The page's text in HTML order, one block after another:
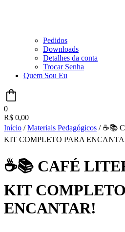
Pedidos
Downloads
Detalhes da conta
Trocar Senha
Quem Sou Eu
0
R$ 0,00
Início /Materiais Pedagógicos / ☕📚
KIT COMPLETO PARA
☕📚 CAFÉ
KIT
ENCANTAR!